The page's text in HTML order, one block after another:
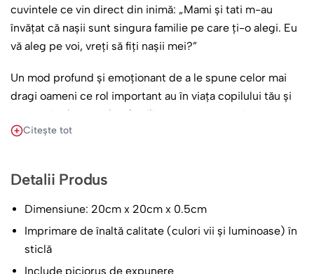
cuvintele ce vin direct din inimă: „Mami și tati m-au
învățat că nașii sunt singura familie pe care ți-o alegi. Eu
vă aleg pe voi, vreți să fiți nașii mei?”
Un mod profund și emoționant de a le spune celor mai
dragi oameni ce rol important au în viața copilului tău și
cum, prin alegerea lor, familie ta se mărește și se
îmbogățește.
piesă de artă care rămâne drept mărturie a iubirii și a
Citește tot
Detalii Produs
Dimensiune: 20cm x 20cm x 0.5cm
Imprimare de înaltă calitate (culori vii și luminoase) în
sticlă
Include picioruș de expunere